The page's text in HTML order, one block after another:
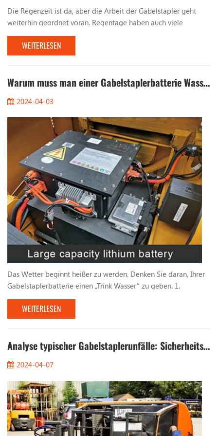
Die Regenzeit ist da, aber die Arbeit der Gabelstapler geht
weiterhin geordnet voran. Regentage haben auch viele
Probleme für die Arbeit von Gabelstaplern mit sich gebracht.
Lassen Sie uns über die Probleme sprechen, die bei der Arbeit
mit Gabelstaplern an regnerischen Tagen beachtet werden
sollten. 1. Beobachten Sie die Straßenverhältnisse. Bei Arbeiten
an Regentagen müssen Sie auf die Beschaffen...
WEITERLESEN
Warum muss man einer Gabelstaplerbatterie Wasser hinzufügen?
2024-04-03
Das Wetter beginnt heißer zu werden. Denken Sie daran, Ihrer
Gabelstaplerbatterie einen „Trink Wasser“ zu geben. 1.
Unerwartete Inspektion. Wie lange ist es her, dass Sie die
Batterie des Gabelstaplers mit Wasser gefüllt haben? Werfen
Sie einen kurzen Blick auf den Batteriestand Ihres Gabelstaplers
! Die Häufigkeit des Nachfüllens von Wasser in die Batterie des
Gabelstaplers hängt hauptsächlich vo...
WEITERLESEN
Analyse typischer Gabelstaplerunfälle: Sicherheitsrisiken vollständig eliminieren
2024-04-07